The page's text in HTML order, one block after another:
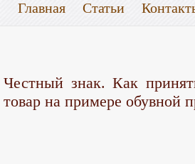
Главная Статьи
Честный знак. Как
товар на примере обувной